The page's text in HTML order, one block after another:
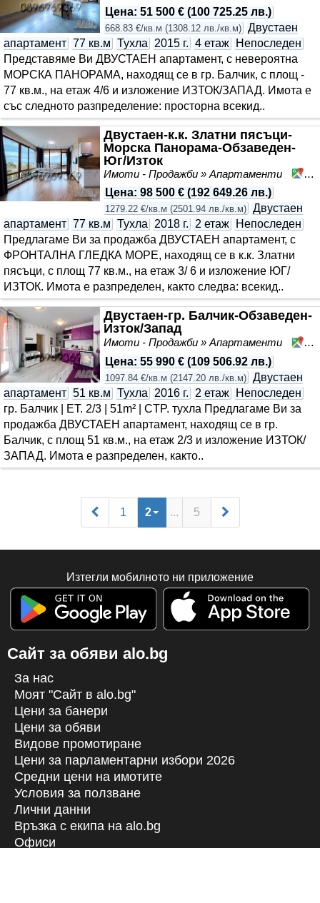
Цена: 51 500 € (100 725.25 лв.)
668.83 €/кв.м (1308.12 лв./кв.м) Двустаен
апартамент 77 кв.м Тухла 2015 г. 4 етаж
Непоследен
Представяме Ви ДВУСТАЕН апартамент, с невероятна
МОРСКА ПАНОРАМА, находящ се в гр. Балчик, с площ -
77 кв.м., на етаж 4/6 и изложение ИЗТОК/ЗАПАД. Имота е
със следното разпределение: просторна всекид..
Двустаен-к.к. Златни пясъци-
Морска Панорама-Обзаведен-
Юг/Изток
Имоти - Продажби » Апартаменти
Цена: 98 500 € (192 649.26 лв.)
1279.22 €/кв.м (2501.94 лв./кв.м) Двустаен
апартамент 77 кв.м Тухла 2018 г. 2 етаж
Непоследен
Предлагаме Ви за продажба ДВУСТАЕН апартамент, с
ФРОНТАЛНА ГЛЕДКА МОРЕ, находящ се в к.к. Златни
пясъци, с площ 77 кв.м., на етаж 3/ 6 и изложение ЮГ/
ИЗТОК. Имота е разпределен, както следва: всекид..
Двустаен-гр. Балчик-Обзаведен-
Изток/Запад
Имоти - Продажби » Апартаменти
Цена: 55 990 € (109 506.92 лв.)
1097.84 €/кв.м (2147.20 лв./кв.м) Двустаен
апартамент 51 кв.м Тухла 2016 г. 2 етаж
Непоследен
гр. Балчик | ET. 2/3 | 51m² | CTP. тухла Предлагаме Ви за
продажба ДВУСТАЕН апартамент, находящ се в гр.
Балчик, с площ 51 кв.м., на етаж 2/3 и изложение ИЗТОК/
ЗАПАД. Имота е разпределен, както..
1 2 ... 5
Изтегли мобилното ни приложение
Сайт за обяви alo.bg
За нас
Моят "Сайт в alo.bg"
Цени за банери
Цени за обяви
Видове промотиране
Цени за парламентарни избори 2026
Средни цени на имотите
Условия за ползване
Лични данни
Връзка с екипa на alo.bg
Офиси